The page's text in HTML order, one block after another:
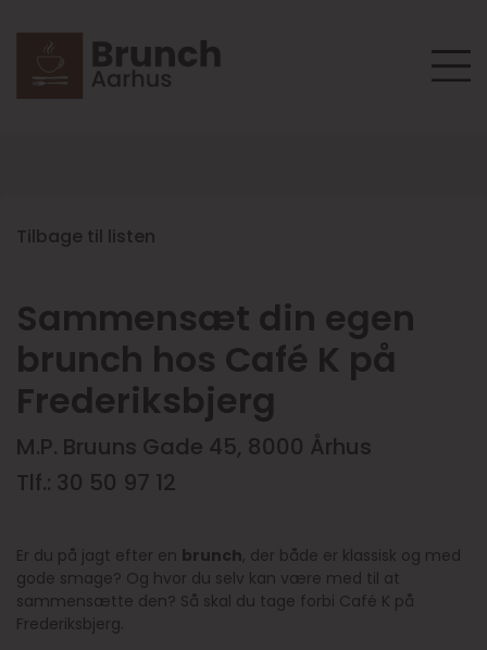
Tilbage til listen
Sammensæt din egen
brunch hos Café K på
Frederiksbjerg
M.P. Bruuns Gade 45, 8000 Århus
Tlf.: 30 50 97 12
Er du på jagt efter en brunch, der både er klassisk og med
gode smage? Og hvor du selv kan være med til at
sammensætte den? Så skal du tage forbi Café K på
Frederiksbjerg.